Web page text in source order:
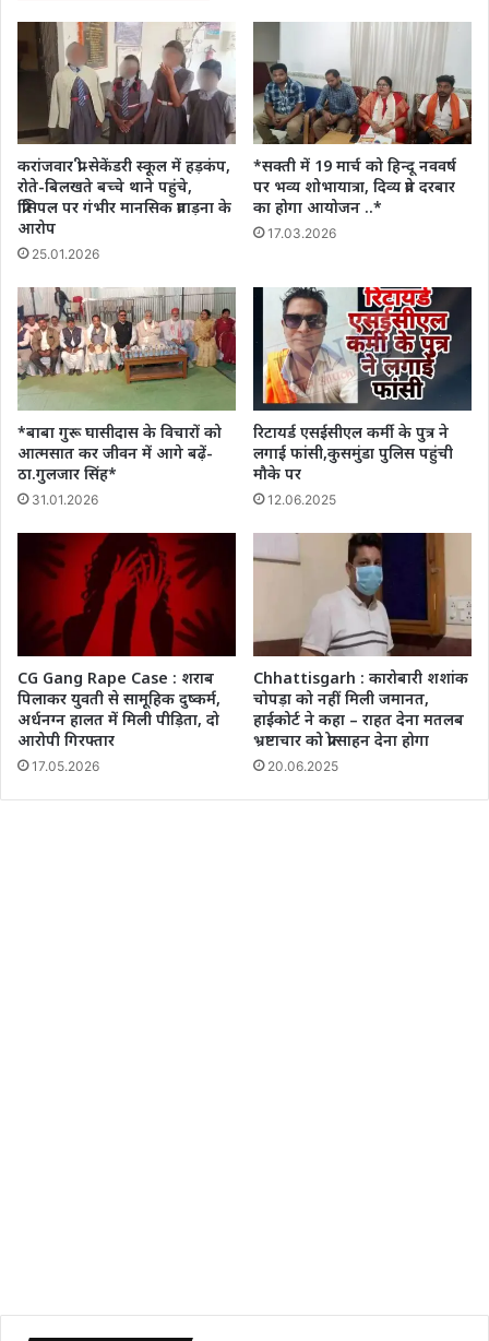
करांजवार प्री-सेकेंडरी स्कूल में हड़कंप,
रोते-बिलखते बच्चे थाने पहुंचे,
प्रिंसिपल पर गंभीर मानसिक प्रताड़ना के
आरोप
25.01.2026
*सक्ती में 19 मार्च को हिन्दू नववर्ष
पर भव्य शोभायात्रा, दिव्य प्रेत दरबार
का होगा आयोजन ..*
17.03.2026
*बाबा गुरू घासीदास के विचारों को
आत्मसात कर जीवन में आगे बढ़ें-
ठा.गुलजार सिंह*
31.01.2026
रिटायर्ड एसईसीएल कर्मी के पुत्र ने
लगाई फांसी,कुसमुंडा पुलिस पहुंची
मौके पर
12.06.2025
CG Gang Rape Case : शराब
पिलाकर युवती से सामूहिक दुष्कर्म,
अर्धनग्न हालत में मिली पीड़िता, दो
आरोपी गिरफ्तार
17.05.2026
Chhattisgarh : कारोबारी शशांक
चोपड़ा को नहीं मिली जमानत,
हाईकोर्ट ने कहा – राहत देना मतलब
भ्रष्टाचार को प्रोत्साहन देना होगा
20.06.2025